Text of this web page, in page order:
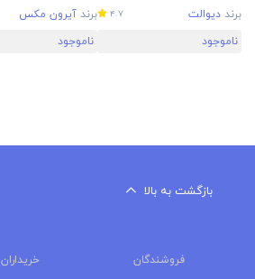
برند دیوالت 4.7
ناموجود
برند آیرون مکس
ناموجود
بازگشت به بالا
فروشندگان خریداران